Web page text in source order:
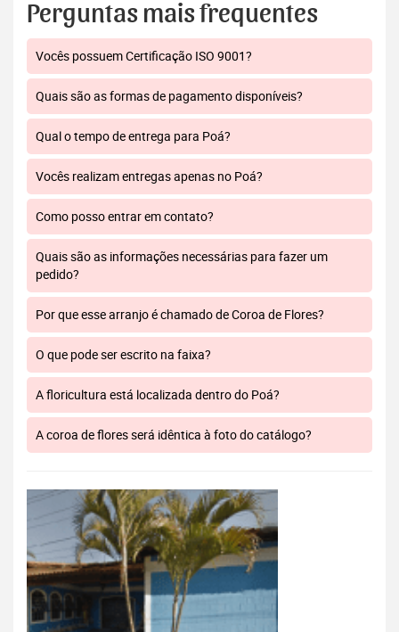
Perguntas mais frequentes
Vocês possuem Certificação ISO 9001?
Quais são as formas de pagamento disponíveis?
Qual o tempo de entrega para Poá?
Vocês realizam entregas apenas no Poá?
Como posso entrar em contato?
Quais são as informações necessárias para fazer um
pedido?
Por que esse arranjo é chamado de Coroa de Flores?
O que pode ser escrito na faixa?
A floricultura está localizada dentro do Poá?
A coroa de flores será idêntica à foto do catálogo?